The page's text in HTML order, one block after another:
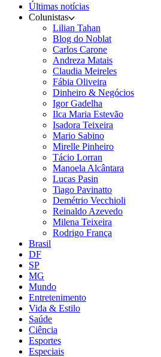
Últimas notícias
Colunistas
Lilian Tahan
Blog do Noblat
Carlos Carone
Andreza Matais
Claudia Meireles
Fábia Oliveira
Dinheiro & Negócios
Igor Gadelha
Ilca Maria Estevão
Isadora Teixeira
Mario Sabino
Mirelle Pinheiro
Tácio Lorran
Manoela Alcântara
Lucas Pasin
Tiago Pavinatto
Demétrio Vecchioli
Reinaldo Azevedo
Milena Teixeira
Rodrigo França
Brasil
DF
SP
MG
Mundo
Entretenimento
Vida & Estilo
Saúde
Ciência
Esportes
Especiais